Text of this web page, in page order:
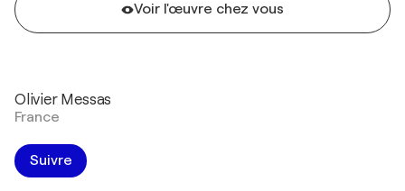
Voir l'œuvre chez vous
Olivier Messas
France
Suivre